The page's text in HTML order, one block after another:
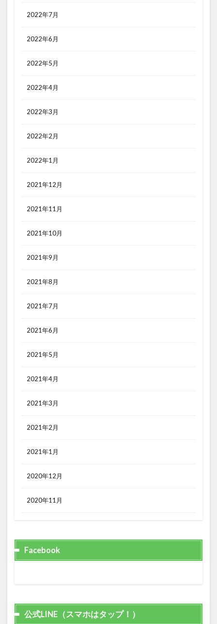
2022年7月
2022年6月
2022年5月
2022年4月
2022年3月
2022年2月
2022年1月
2021年12月
2021年11月
2021年10月
2021年9月
2021年8月
2021年7月
2021年6月
2021年5月
2021年4月
2021年3月
2021年2月
2021年1月
2020年12月
2020年11月
Facebook
公式LINE（スマホはタップ！）